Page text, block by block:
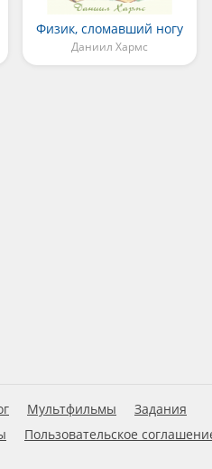
Физик, сломавший ногу
Даниил Хармс
Мультфильмы
Задания
Пользовательское